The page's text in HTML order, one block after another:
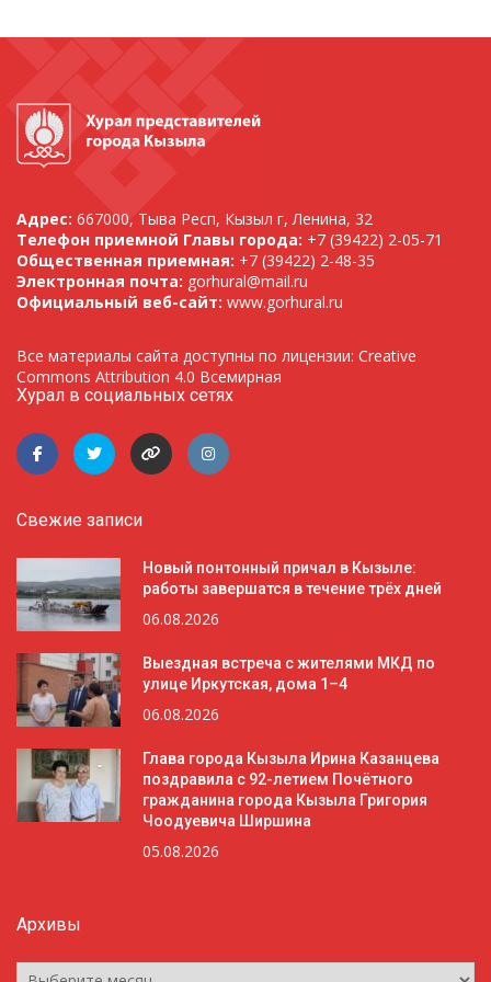
Адрес: 667000, Тыва Респ, Кызыл г, Ленина, 32
Телефон приемной Главы города: +7 (39422) 2-05-71
Общественная приемная: +7 (39422) 2-48-35
Электронная почта: gorhural@mail.ru
Официальный веб-сайт: www.gorhural.ru
Все материалы сайта доступны по лицензии: Creative
Commons Attribution 4.0 Всемирная
Хурал в социальных сетях
Свежие записи
Новый понтонный причал в Кызыле:
работы завершатся в течение трёх дней
06.08.2026
Выездная встреча с жителями МКД по
улице Иркутская, дома 1–4
06.08.2026
Глава города Кызыла Ирина Казанцева
поздравила с 92-летием Почётного
гражданина города Кызыла Григория
Чоодуевича Ширшина
05.08.2026
Архивы
Архивы